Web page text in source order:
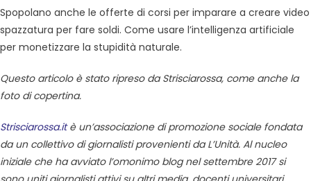
Spopolano anche le offerte di corsi per imparare a creare video
spazzatura per fare soldi. Come usare l’intelligenza artificiale
per monetizzare la stupidità naturale.
Questo articolo è stato ripreso da Strisciarossa, come anche la
foto di copertina.
Strisciarossa.itè un’associazione di promozione sociale fondata
da un collettivo di giornalisti provenienti da L’Unità. Al nucleo
iniziale che ha avviato l’omonimo blog nel settembre 2017 si